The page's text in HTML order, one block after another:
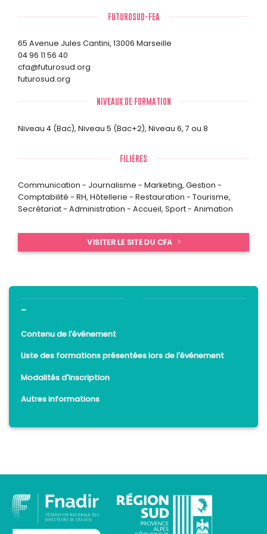
FUTUROSUD-FEA
65 Avenue Jules Cantini, 13006 Marseille
04 96 11 56 40
cfa@futurosud.org
futurosud.org
NIVEAUX DE FORMATION
Niveau 4 (Bac), Niveau 5 (Bac+2), Niveau 6, 7 ou 8
FILIÈRES
Communication - Journalisme - Marketing, Gestion -
Comptabilité - RH, Hôtellerie - Restauration - Tourisme,
Secrétariat - Administration - Accueil, Sport - Animation
VISITER LE SITE DU CFA
-
Contenu de l'événement
Liste des formations présentées lors de l'événement
Modalités d'inscription
Autres informations